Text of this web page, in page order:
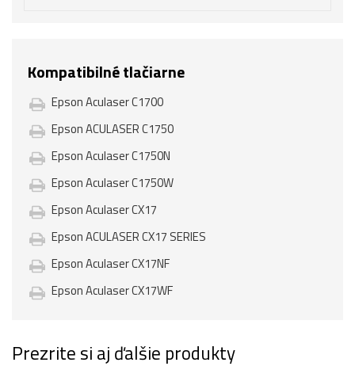
Kompatibilné tlačiarne
Epson Aculaser C1700
Epson ACULASER C1750
Epson Aculaser C1750N
Epson Aculaser C1750W
Epson Aculaser CX17
Epson ACULASER CX17 SERIES
Epson Aculaser CX17NF
Epson Aculaser CX17WF
Prezrite si aj ďalšie produkty